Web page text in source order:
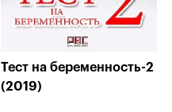
Тест на беременность-2
(2019)